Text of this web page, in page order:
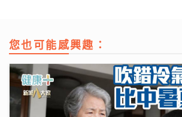
您也可能感興趣：